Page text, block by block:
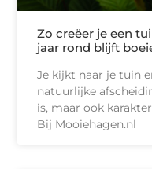
Zo creëer je een
jaar rond blijft
Je kijkt naar je tuin
natuurlijke
is, maar ook
Bij Mooiehagen.nl